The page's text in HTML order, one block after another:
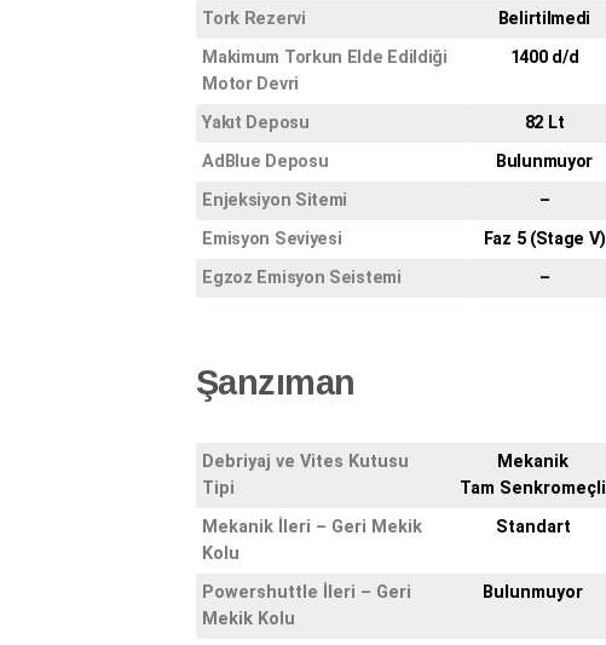
Tork Rezervi
Belirtilmedi
Makimum Torkun Elde Edildiği
Motor Devri
1400 d/d
Yakıt Deposu
82 Lt
AdBlue Deposu
Bulunmuyor
Enjeksiyon Sitemi
–
Emisyon Seviyesi
Faz 5 (Stage V)
Egzoz Emisyon Seistemi
–
Şanzıman
Debriyaj ve Vites Kutusu
Tipi
Mekanik
Tam Senkromeçli
Mekanik İleri – Geri Mekik
Kolu
Standart
Powershuttle İleri – Geri
Mekik Kolu
Bulunmuyor